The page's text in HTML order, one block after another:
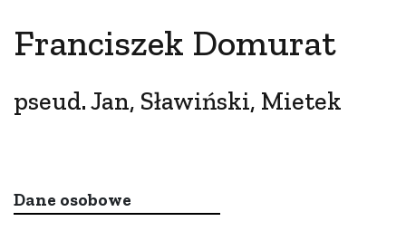
Franciszek Domurat
pseud. Jan, Sławiński, Mietek
Dane osobowe